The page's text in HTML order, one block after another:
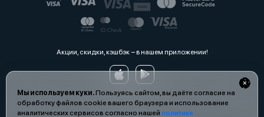
Мы используем куки.Пользуясь сайтом, вы даёте согласие на
обработку файлов cookie вашего браузера и использование
аналитических сервисов согласно нашей политике
Акции, скидки, кэшбэк − в нашем приложении!